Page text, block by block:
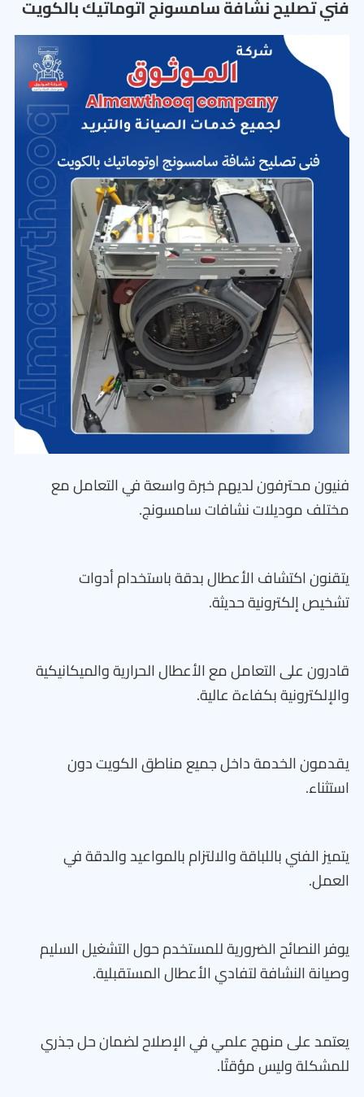
فني تصليح نشافة سامسونج اتوماتيك بالكويت
فنيون محترفون لديهم خبرة واسعة في التعامل مع
مختلف موديلات نشافات سامسونج.
يتقنون اكتشاف الأعطال بدقة باستخدام أدوات
تشخيص إلكترونية حديثة.
قادرون على التعامل مع الأعطال الحرارية والميكانيكية
والإلكترونية بكفاءة عالية.
يقدمون الخدمة داخل جميع مناطق الكويت دون
استثناء.
يتميز الفني باللباقة والالتزام بالمواعيد والدقة في
العمل.
يوفر النصائح الضرورية للمستخدم حول التشغيل السليم
وصيانة النشافة لتفادي الأعطال المستقبلية.
يعتمد على منهج علمي في الإصلاح لضمان حل جذري
للمشكلة وليس مؤقتًا.